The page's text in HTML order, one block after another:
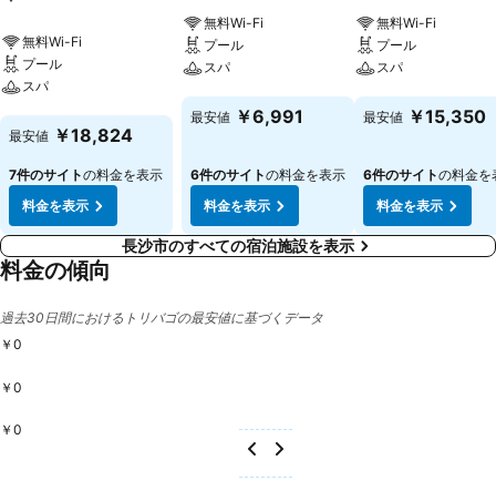
無料Wi-Fi
プール
スパ
料金を表示
最安値 ￥18,824
7件のサイトの料金を表示
料金を表示
無料Wi-Fi
プール
スパ
料金を表示
最安値 ￥6,991
6件のサイトの料金を表示
料金を表示
無料Wi-Fi
プール
スパ
料金を表示
最安値 ￥15,350
6件のサイトの料金を
料金を表示
長沙市のすべての宿泊施設を表示
料金の傾向
過去30日間におけるトリバゴの最安値に基づくデータ
￥0
￥0
￥0